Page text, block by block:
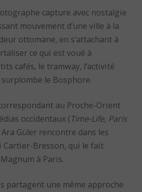
capture avec nostalgie
mouvement d’une ville à la
ottomane, en s’attachant à
ce qui est voué à
cafés, le tramway, l’activité
le Bosphore.
au Proche-Orient
occidentaux (Time-Life, Paris
Ara Güler rencontre dans les
Cartier-Bresson, qui le fait
à Paris.
partagent une même approche